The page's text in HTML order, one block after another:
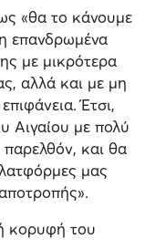
«θα το κάνουμε
επανδρωμένα
με μικρότερα
αλλά και με μη
Έτσι,
Αιγαίου με πολύ
και θα
μας
κορυφή του